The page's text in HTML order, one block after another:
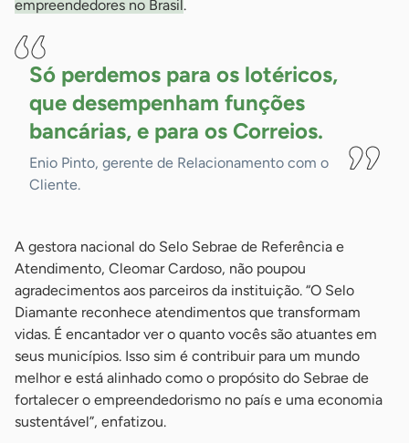
empreendedores no Brasil.
Só perdemos para os lotéricos,
que desempenham funções
bancárias, e para os Correios.
Enio Pinto, gerente de Relacionamento com o
Cliente.
A gestora nacional do Selo Sebrae de Referência e
Atendimento, Cleomar Cardoso, não poupou
agradecimentos aos parceiros da instituição. “O Selo
Diamante reconhece atendimentos que transformam
vidas. É encantador ver o quanto vocês são atuantes em
seus municípios. Isso sim é contribuir para um mundo
melhor e está alinhado como o propósito do Sebrae de
fortalecer o empreendedorismo no país e uma economia
sustentável”, enfatizou.